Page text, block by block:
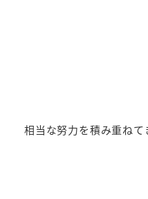
相当な努力を積み重ねて